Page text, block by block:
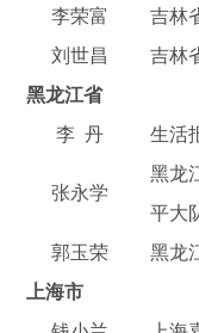
李荣富
吉林
刘世昌
吉林
黑龙江省
李 丹
生活
张永学
黑龙
平大
郭玉荣
黑龙
上海市